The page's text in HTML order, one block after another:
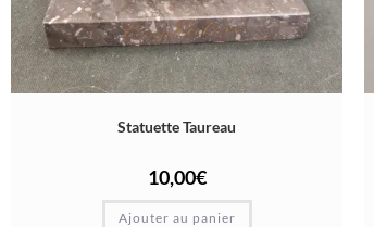
Statuette Taureau
10,00€
Ajouter au panier